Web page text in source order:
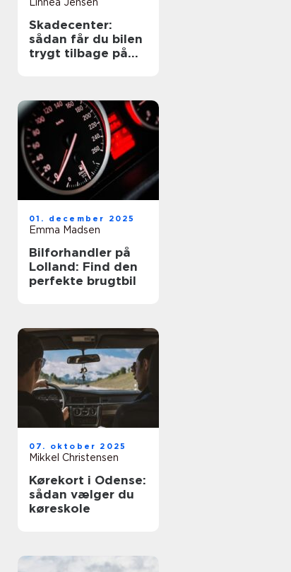
Skadecenter:
sådan får du bilen
trygt tilbage på
01. december 2025
Emma Madsen
Bilforhandler på
Lolland: Find den
perfekte brugtbil
07. oktober 2025
Mikkel Christensen
Kørekort i Odense:
sådan vælger du
køreskole